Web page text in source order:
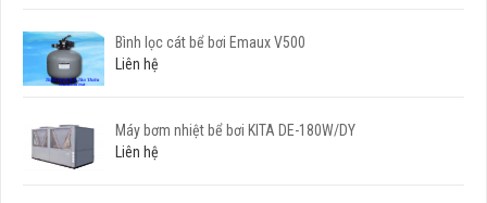
Bình lọc cát bể bơi Emaux V500
Liên hệ
Máy bơm nhiệt bể bơi KITA DE-180W/DY
Liên hệ